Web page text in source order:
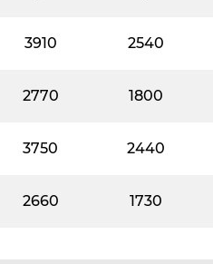
3910 2540
2770 1800
3750 2440
2660 1730